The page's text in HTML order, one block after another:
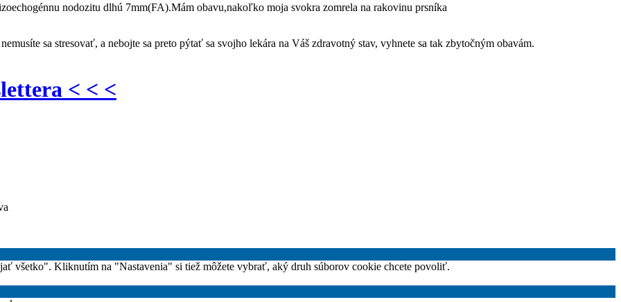
nodozitu dlhú 7mm(FA).Mám obavu,nakoľko moja svokra zomrela na rakovinu prsníka
sa stresovať, a nebojte sa preto pýtať sa svojho lekára na Váš zdravotný stav, vyhnete sa tak zbytočným obavám.
< < <
všetko". Kliknutím na "Nastavenia" si tiež môžete vybrať, aký druh súborov cookie chcete povoliť.